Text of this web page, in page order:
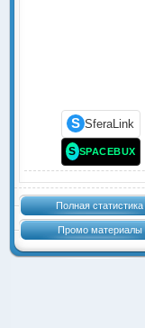
S SferaLink
S SPACEBUX
Полная статистика
Промо материалы